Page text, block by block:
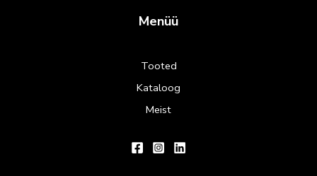
Menüü
Tooted
Kataloog
Meist